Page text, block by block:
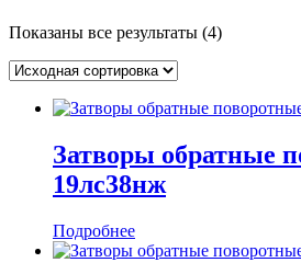
Показаны все результаты (4)
Затворы обратные
19лс38нж
Подробнее